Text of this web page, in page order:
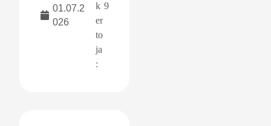
01.07.2
026
k
er
to
ja
:
9